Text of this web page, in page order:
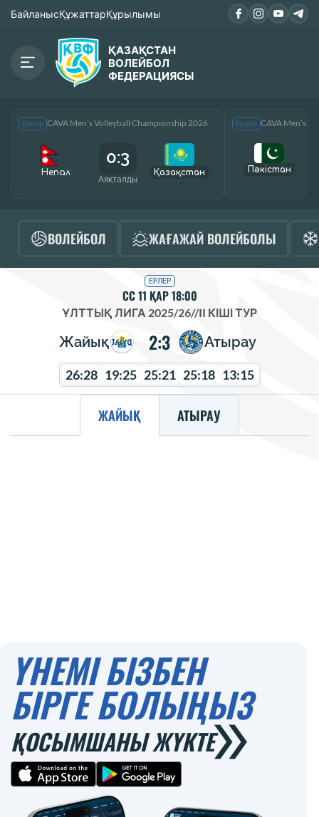
БайланысҚұжаттарҚұрылымы
ҚАЗАҚСТАН
ВОЛЕЙБОЛ
ФЕДЕРАЦИЯСЫ
Ерлер CAVA Men’s Volleyball Championship 2026
Непал
0:3
Аяқталды
Қазақcтан
Ерлер CAVA Men’s
Пәкістан
ВОЛЕЙБОЛ ЖАҒАЖАЙ ВОЛЕЙБОЛЫ
ЕРЛЕР
СС 11 ҚАР 18:00
ҰЛТТЫҚ ЛИГА 2025/26//II КІШІ ТУР
Жайық 2:3 Атырау
26:28 19:25 25:21 25:18 13:15
ЖАЙЫҚ АТЫРАУ
ҮНЕМІ БІЗБЕН
БІРГЕ БОЛЫҢЫЗ
ҚОСЫМШАНЫ ЖҮКТЕ